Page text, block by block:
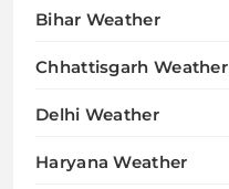
Bihar Weather
Chhattisgarh Weather
Delhi Weather
Haryana Weather